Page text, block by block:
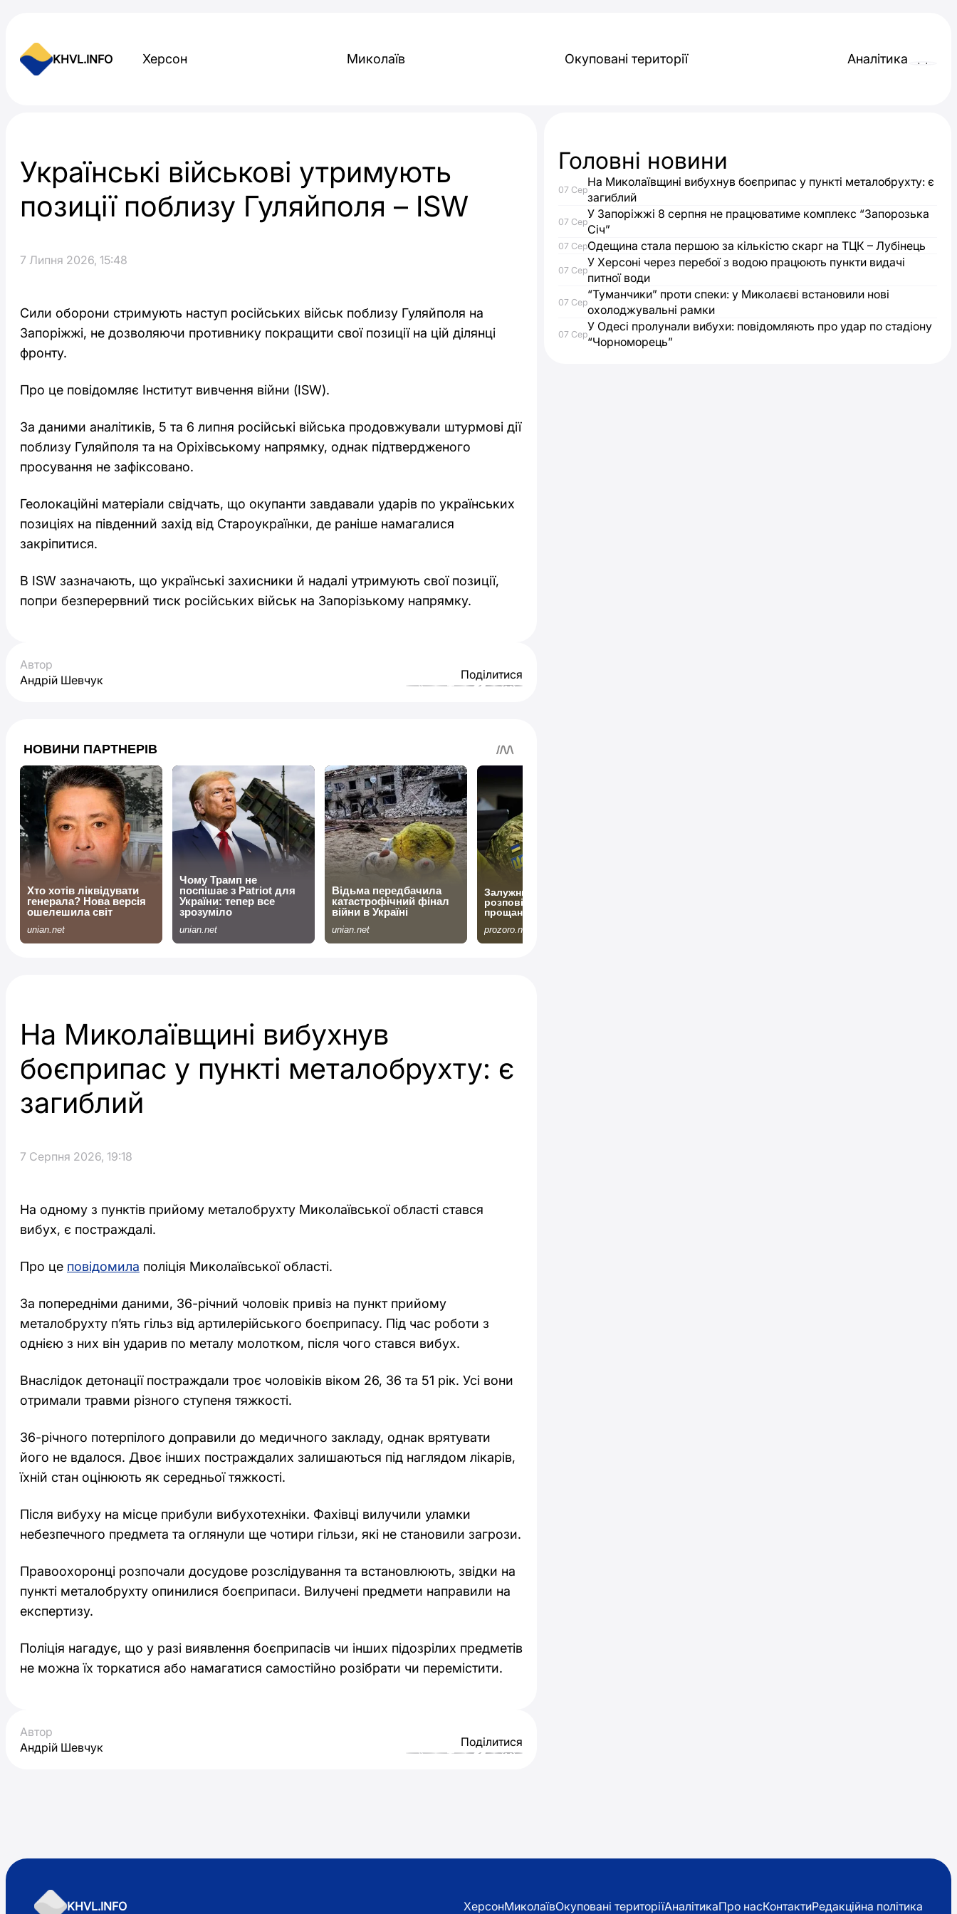
KHVL.INFO Херсон Миколаїв Окуповані території Аналітика
Українські військові утримують
позиції поблизу Гуляйполя – ISW
7 Липня 2026, 15:48
Сили оборони стримують наступ російських військ поблизу Гуляйполя на
Запоріжжі, не дозволяючи противнику покращити свої позиції на цій ділянці
фронту.
Про це повідомляє Інститут вивчення війни (ISW).
За даними аналітиків, 5 та 6 липня російські війська продовжували штурмові дії
поблизу Гуляйполя та на Оріхівському напрямку, однак підтвердженого
просування не зафіксовано.
Геолокаційні матеріали свідчать, що окупанти завдавали ударів по українських
позиціях на південний захід від Староукраїнки, де раніше намагалися
закріпитися.
В ISW зазначають, що українські захисники й надалі утримують свої позиції,
попри безперервний тиск російських військ на Запорізькому напрямку.
Автор
Андрій Шевчук
Поділитися
На Миколаївщині вибухнув
боєприпас у пункті металобрухту: є
загиблий
7 Серпня 2026, 19:18
На одному з пунктів прийому металобрухту Миколаївської області стався
вибух, є постраждалі.
Про це повідомила поліція Миколаївської області.
За попередніми даними, 36-річний чоловік привіз на пункт прийому
металобрухту п’ять гільз від артилерійського боєприпасу. Під час роботи з
однією з них він ударив по металу молотком, після чого стався вибух.
Внаслідок детонації постраждали троє чоловіків віком 26, 36 та 51 рік. Усі вони
отримали травми різного ступеня тяжкості.
36-річного потерпілого доправили до медичного закладу, однак врятувати
його не вдалося. Двоє інших постраждалих залишаються під наглядом лікарів,
їхній стан оцінюють як середньої тяжкості.
Після вибуху на місце прибули вибухотехніки. Фахівці вилучили уламки
небезпечного предмета та оглянули ще чотири гільзи, які не становили загрози.
Правоохоронці розпочали досудове розслідування та встановлюють, звідки на
пункті металобрухту опинилися боєприпаси. Вилучені предмети направили на
експертизу.
Поліція нагадує, що у разі виявлення боєприпасів чи інших підозрілих предметів
не можна їх торкатися або намагатися самостійно розібрати чи перемістити.
Автор
Андрій Шевчук
Поділитися
Головні новини
07 Сер
На Миколаївщині вибухнув боєприпас у пункті металобрухту: є
загиблий
07 Сер
У Запоріжжі 8 серпня не працюватиме комплекс “Запорозька
Січ”
07 СерОдещина стала першою за кількістю скарг на ТЦК – Лубінець
07 Сер
У Херсоні через перебої з водою працюють пункти видачі
питної води
07 Сер
“Туманчики” проти спеки: у Миколаєві встановили нові
охолоджувальні рамки
07 Сер
У Одесі пролунали вибухи: повідомляють про удар по стадіону
“Чорноморець”
KHVL.INFO ХерсонМиколаївОкуповані територіїАналітикаПро насКонтактиРедакційна політика